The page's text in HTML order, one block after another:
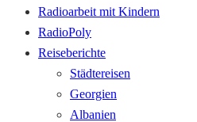
Radioarbeit mit Kindern
RadioPoly
Reiseberichte
Städtereisen
Georgien
Albanien